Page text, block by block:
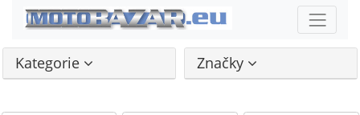
Kategorie Značky